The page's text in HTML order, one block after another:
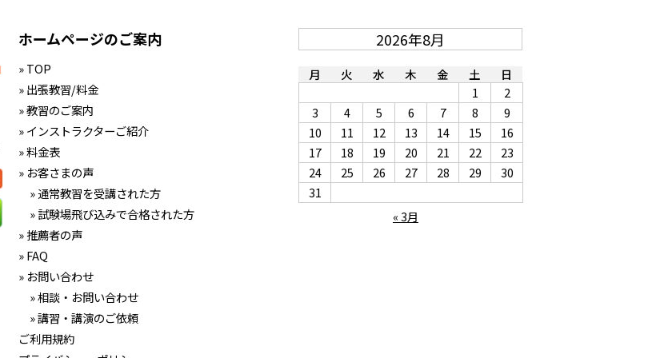
ホームページのご案内
» TOP
» 出張教習/料金
» 教習のご案内
» インストラクターご紹介
» 料金表
» お客さまの声
» 通常教習を受講された方
» 試験場飛び込みで合格された方
» 推薦者の声
» FAQ
» お問い合わせ
» 相談・お問い合わせ
» 講習・講演のご依頼
ご利用規約
2026年8月
月 火 水 木 金 土
日
1
2
3
4 5 6 7 8
9
10
11 12 13 14 15
16
17
18 19 20 21 22
23
24
25 26 27 28 29
30
31
« 3月